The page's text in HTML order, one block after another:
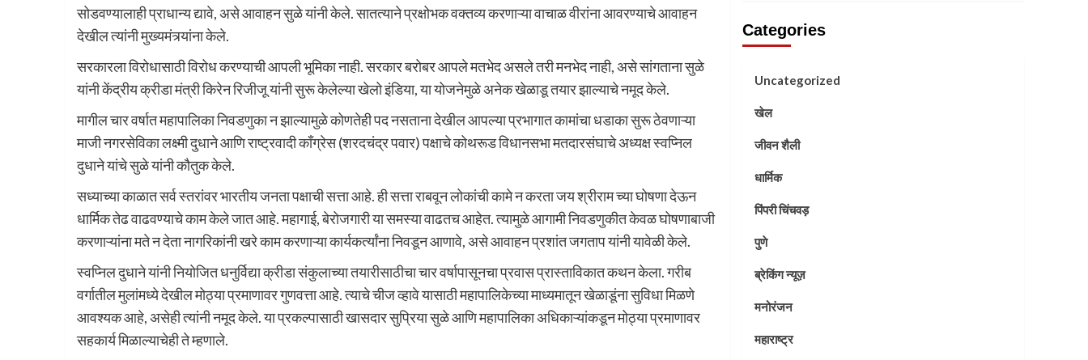
सोडवण्यालाही प्राधान्य द्यावे, असे आवाहन सुळे यांनी केले. सातत्याने प्रक्षोभक वक्तव्य करणाऱ्या वाचाळ वीरांना आवरण्याचे आवाहन
देखील त्यांनी मुख्यमंत्र्यांना केले.
सरकारला विरोधासाठी विरोध करण्याची आपली भूमिका नाही. सरकार बरोबर आपले मतभेद असले तरी मनभेद नाही, असे सांगताना सुळे
यांनी केंद्रीय क्रीडा मंत्री किरेन रिजीजू यांनी सुरू केलेल्या खेलो इंडिया, या योजनेमुळे अनेक खेळाडू तयार झाल्याचे नमूद केले.
मागील चार वर्षात महापालिका निवडणुका न झाल्यामुळे कोणतेही पद नसताना देखील आपल्या प्रभागात कामांचा धडाका सुरू ठेवणाऱ्या
माजी नगरसेविका लक्ष्मी दुधाने आणि राष्ट्रवादी काँग्रेस (शरदचंद्र पवार) पक्षाचे कोथरूड विधानसभा मतदारसंघाचे अध्यक्ष स्वप्निल
दुधाने यांचे सुळे यांनी कौतुक केले.
सध्याच्या काळात सर्व स्तरांवर भारतीय जनता पक्षाची सत्ता आहे. ही सत्ता राबवून लोकांची कामे न करता जय श्रीराम च्या घोषणा देऊन
धार्मिक तेढ वाढवण्याचे काम केले जात आहे. महागाई, बेरोजगारी या समस्या वाढतच आहेत. त्यामुळे आगामी निवडणुकीत केवळ घोषणाबाजी
करणाऱ्यांना मते न देता नागरिकांनी खरे काम करणाऱ्या कार्यकर्त्यांना निवडून आणावे, असे आवाहन प्रशांत जगताप यांनी यावेळी केले.
स्वप्निल दुधाने यांनी नियोजित धनुर्विद्या क्रीडा संकुलाच्या तयारीसाठीचा चार वर्षापासूनचा प्रवास प्रास्ताविकात कथन केला. गरीब
वर्गातील मुलांमध्ये देखील मोठ्या प्रमाणावर गुणवत्ता आहे. त्याचे चीज व्हावे यासाठी महापालिकेच्या माध्यमातून खेळाडूंना सुविधा मिळणे
आवश्यक आहे, असेही त्यांनी नमूद केले. या प्रकल्पासाठी खासदार सुप्रिया सुळे आणि महापालिका अधिकाऱ्यांकडून मोठ्या प्रमाणावर
सहकार्य मिळाल्याचेही ते म्हणाले.
Categories
Uncategorized
खेल
जीवन शैली
धार्मिक
पिंपरी चिंचवड़
पुणे
ब्रेकिंग न्यूज़
मनोरंजन
महाराष्ट्र